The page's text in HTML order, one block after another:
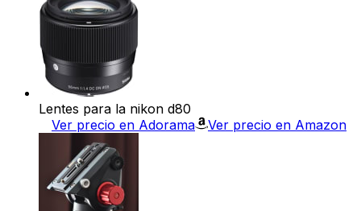
Lentes para la nikon d80
Ver precio en Adorama
Ver precio en Amazon